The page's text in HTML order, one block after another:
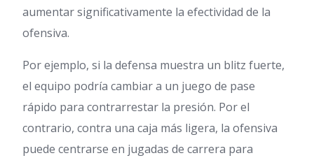
aumentar significativamente la efectividad de la
ofensiva.
Por ejemplo, si la defensa muestra un blitz fuerte,
el equipo podría cambiar a un juego de pase
rápido para contrarrestar la presión. Por el
contrario, contra una caja más ligera, la ofensiva
puede centrarse en jugadas de carrera para